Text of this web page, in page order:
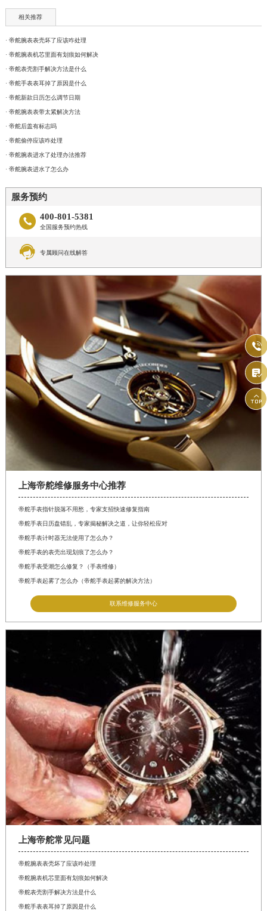
相关推荐
· 帝舵腕表表壳坏了应该咋处理
· 帝舵腕表机芯里面有划痕如何解决
· 帝舵表壳割手解决方法是什么
· 帝舵手表表耳掉了原因是什么
· 帝舵新款日历怎么调节日期
· 帝舵腕表表带太紧解决方法
· 帝舵后盖有标志吗
· 帝舵偷停应该咋处理
· 帝舵腕表进水了处理办法推荐
· 帝舵腕表进水了怎么办
服务预约
 400-801-5381
全国服务预约热线
 专属顾问在线解答
上海帝舵维修服务中心推荐
帝舵手表指针脱落不用愁，专家支招快速修复指南
帝舵手表日历盘错乱，专家揭秘解决之道，让你轻松应对
帝舵手表计时器无法使用了怎么办？
帝舵手表的表壳出现划痕了怎么办？
帝舵手表受潮怎么修复？（手表维修）
帝舵手表起雾了怎么办（帝舵手表起雾的解决方法）
联系维修服务中心
上海帝舵常见问题
帝舵腕表表壳坏了应该咋处理
帝舵腕表机芯里面有划痕如何解决
帝舵表壳割手解决方法是什么
帝舵手表表耳掉了原因是什么


